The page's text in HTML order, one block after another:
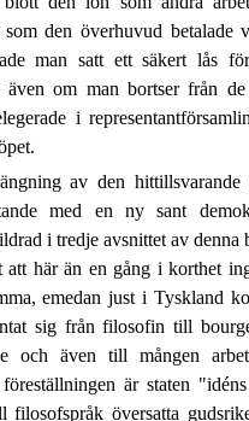
den överhuvud betalade
man satt ett säkert lås
även om man bortser från de
i
av den hittillsvarande
med en ny sant
i tredje avsnittet av denna
att här än en gång i korthet
emedan just i Tyskland
sig från filosofin till
och även till mången
är staten
filosofspråk översatta